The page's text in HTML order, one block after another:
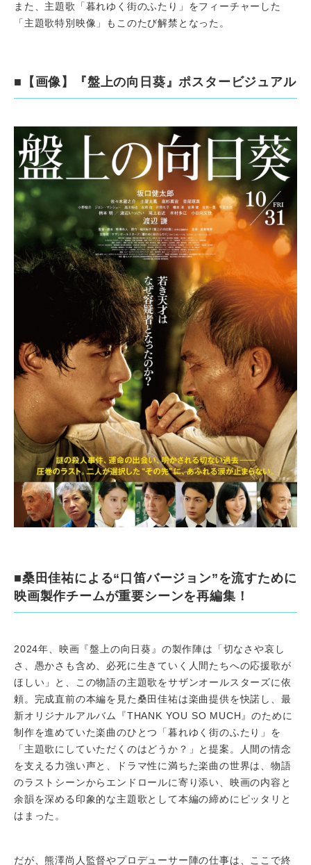
また、主題歌「暮れゆく街のふたり」をフィーチャーした
「主題歌特別映像」もこのたび解禁となった。
■【画像】『盤上の向日葵』ポスタービジュアル
■桑田佳祐による“口笛バージョン”を流すために
映画製作チームが重要シーンを再編集！
2024年、映画『盤上の向日葵』の製作陣は「切なさや哀し
さ、愚かさも含め、必死に生きていく人間たちへの応援歌が
ほしい」と、この物語の主題歌をサザンオールスターズに依
頼。完成直前の本編を見た桑田佳祐は楽曲提供を快諾し、最
新オリジナルアルバム『THANK YOU SO MUCH』のために
制作を進めていた楽曲のひとつ「暮れゆく街のふたり」を
「主題歌にしていただくのはどうか？」と提案。人間の情念
を支える力強い声と、ドラマ性に満ちた楽曲の世界は、物語
のラストシーンからエンドロールに寄り添い、映画の内容と
余韻を深める印象的な主題歌として本編の締めにピッタリと
はまった。
だが、熊澤尚人監督やプロデューサー陣の仕事は、ここで終